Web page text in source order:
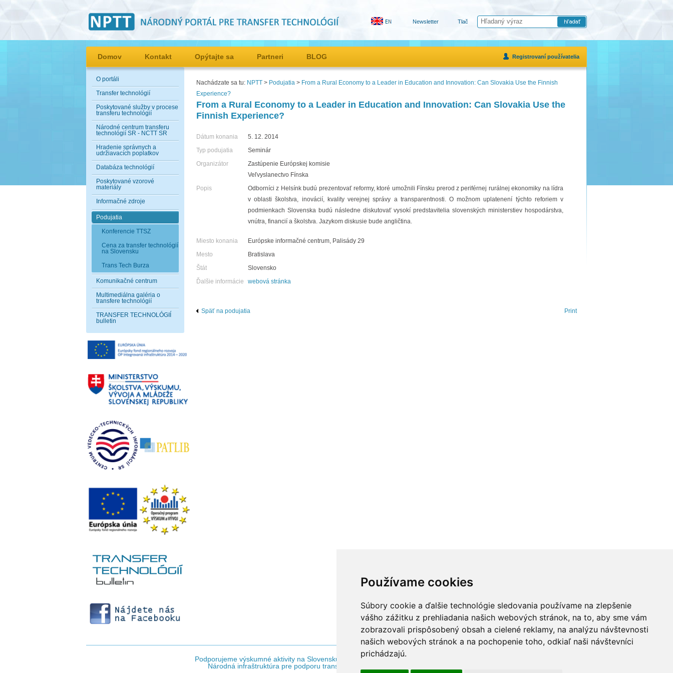
Používame cookies
Súbory cookie a ďalšie technológie sledovania používame na zlepšenie
vášho zážitku z prehliadania našich webových stránok, na to, aby sme vám
zobrazovali prispôsobený obsah a cielené reklamy, na analýzu návštevnosti
našich webových stránok a na pochopenie toho, odkiaľ naši návštevníci
prichádzajú.
Newsletter Tlač
Domov Kontakt Opýtajte sa Partneri BLOG Registrovaní používatelia
O portáli
Transfer technológií
Poskytované služby v procese
transferu technológií
Národné centrum transferu
technológií SR - NCTT SR
Hradenie správnych a
udržiavacích poplatkov
Databáza technológií
Poskytované vzorové
materiály
Informačné zdroje
Podujatia
Konferencie TTSZ
Cena za transfer technológií
na Slovensku
Trans Tech Burza
Komunikačné centrum
Multimediálna galéria o
transfere technológií
TRANSFER TECHNOLÓGIÍ
bulletin
Nachádzate sa tu: NPTT > Podujatia > From a Rural Economy to a Leader in Education and Innovation: Can Slovakia Use the Finnish
Experience?
From a Rural Economy to a Leader in Education and Innovation: Can Slovakia Use the
Finnish Experience?
Dátum konania
5. 12. 2014
Typ podujatia
Seminár
Organizátor
Zastúpenie Európskej komisie
Veľvyslanectvo Fínska
Popis
Odborníci z Helsínk budú prezentovať reformy, ktoré umožnili Fínsku prerod z periférnej rurálnej ekonomiky na lídra
v oblasti školstva, inovácií, kvality verejnej správy a transparentnosti. O možnom uplatenení týchto reforiem v
podmienkach Slovenska budú následne diskutovať vysokí predstavitelia slovenských ministerstiev hospodárstva,
vnútra, financií a školstva. Jazykom diskusie bude angličtina.
Miesto konania
Európske informačné centrum, Palisády 29
Mesto
Bratislava
Štát
Slovensko
Ďalšie informácie
webová stránka
Späť na podujatia Print
Podporujeme výskumné aktivity na Slovensku / Projekt je spolufinancovaný zo zdrojov EÚ
Národná infraštruktúra pre podporu transferu technológií na Slovensku - NITT SK